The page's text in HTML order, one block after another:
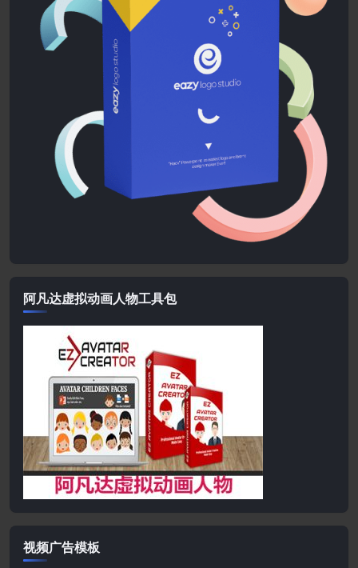
阿凡达虚拟动画人物工具包
视频广告模板